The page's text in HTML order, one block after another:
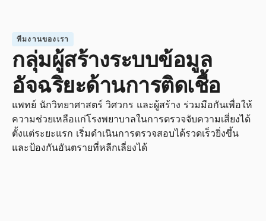
ทีมงานของเรา
กลุ่มผู้สร้างระบบข้อมูล
อัจฉริยะด้านการติดเชื้อ
แพทย์ นักวิทยาศาสตร์ วิศวกร และผู้สร้าง ร่วมมือกันเพื่อให้
ความช่วยเหลือแก่โรงพยาบาลในการตรวจจับความเสี่ยงได้
ตั้งแต่ระยะแรก เริ่มดำเนินการตรวจสอบได้รวดเร็วยิ่งขึ้น
และป้องกันอันตรายที่หลีกเลี่ยงได้